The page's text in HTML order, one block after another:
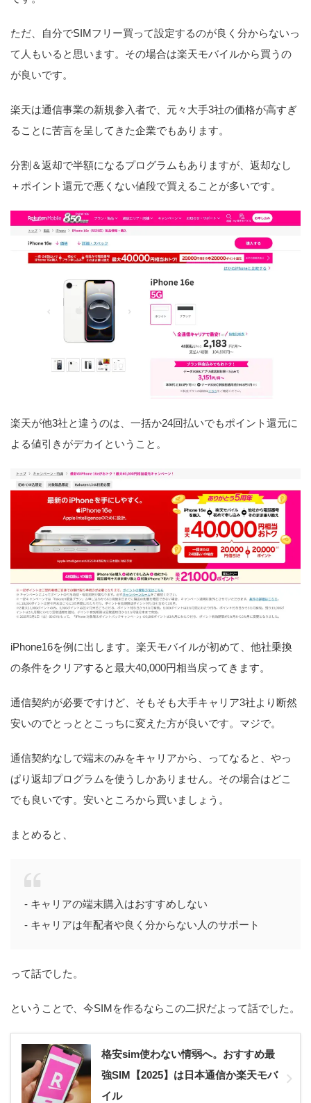
ただ、自分でSIMフリー買って設定するのが良く分からないっ
て人もいると思います。その場合は楽天モバイルから買うの
が良いです。
楽天は通信事業の新規参入者で、元々大手3社の価格が高すぎ
ることに苦言を呈してきた企業でもあります。
分割＆返却で半額になるプログラムもありますが、返却なし
＋ポイント還元で悪くない値段で買えることが多いです。
楽天が他3社と違うのは、一括か24回払いでもポイント還元に
よる値引きがデカイということ。
iPhone16を例に出します。楽天モバイルが初めて、他社乗換
の条件をクリアすると最大40,000円相当戻ってきます。
通信契約が必要ですけど、そもそも大手キャリア3社より断然
安いのでとっととこっちに変えた方が良いです。マジで。
通信契約なしで端末のみをキャリアから、ってなると、やっ
ぱり返却プログラムを使うしかありません。その場合はどこ
でも良いです。安いところから買いましょう。
まとめると、
- キャリアの端末購入はおすすめしない
- キャリアは年配者や良く分からない人のサポート
って話でした。
ということで、今SIMを作るならこの二択だよって話でした。
格安sim使わない情弱へ。おすすめ最
強SIM【2025】は日本通信か楽天モバ
イル